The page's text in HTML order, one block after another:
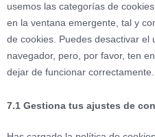
usemos las categorías de
en la ventana emergente, tal y
de cookies. Puedes desactivar el
navegador, pero, por favor, ten
dejar de funcionar correctamente.
7.1 Gestiona tus ajustes de